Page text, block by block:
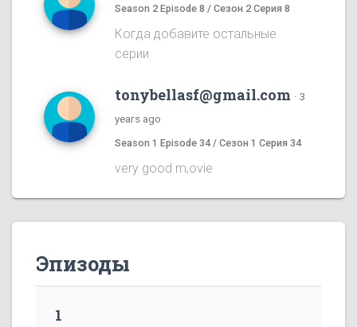
Season 2 Episode 8 / Сезон 2 Серия 8
Когда добавите остальные
серии
tonybellasf@gmail.com · 3
years ago
Season 1 Episode 34 / Сезон 1 Серия 34
very good m,ovie
Эпизоды
1